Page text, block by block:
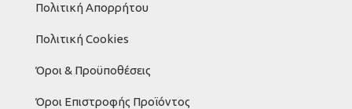
Πολιτική Απορρήτου
Πολιτική Cookies
Όροι & Προϋποθέσεις
Όροι Επιστροφής Προϊόντος